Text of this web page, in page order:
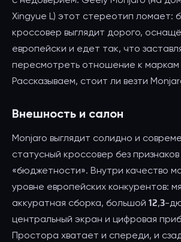
Xingyue L) этот стереотип ломает:
кроссовер выглядит дорого,
европейски и едет так, что
пересмотреть отношение к маркам
Рассказываем, стоит ли везти
Внешность и салон
Monjaro выглядит солидно и
статусный кроссовер без признаков
«бюджетности». Внутри качество
уровне европейских конкурентов:
аккуратная сборка, большой 12,3-
центральный экран и цифровая
Простора хватает и спереди, и